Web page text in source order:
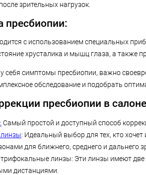
зрительных нагрузок.
пресбиопии:
с использованием специальных
хрусталика и мышц глаза, а также
себя симптомы пресбиопии, важно
обследование и подобрать
пресбиопии в
Самый простой и доступный способ
: Идеальный выбор для тех, кто
для ближнего, среднего и дальнего
линзы: Эти линзы имеют две
дистанциями.